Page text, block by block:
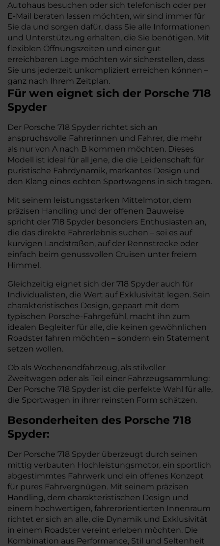
Autohaus besuchen oder sich telefonisch oder per
E-Mail beraten lassen möchten, wir sind immer für
Sie da und sorgen dafür, dass Sie alle Informationen
und Unterstützung erhalten, die Sie benötigen. Mit
flexiblen Öffnungszeiten und einer gut
erreichbaren Lage möchten wir sicherstellen, dass
Sie uns jederzeit unkompliziert erreichen können –
ganz nach Ihrem Zeitplan.
Für wen eignet sich der Porsche 718
Spyder
Der Porsche 718 Spyder richtet sich an
anspruchsvolle Fahrerinnen und Fahrer, die mehr
als nur von A nach B kommen möchten. Dieses
Modell ist ideal für all jene, die die Leidenschaft für
puristische Fahrdynamik, markantes Design und
den Klang eines echten Sportwagens in sich tragen.
Mit seinem leistungsstarken Mittelmotor, dem
präzisen Handling und der offenen Bauweise
spricht der 718 Spyder besonders Enthusiasten an,
die das direkte Fahrerlebnis suchen – sei es auf
kurvigen Landstraßen, auf der Rennstrecke oder
einfach beim genussvollen Cruisen unter freiem
Himmel.
Gleichzeitig eignet sich der 718 Spyder auch für
Individualisten, die Wert auf Exklusivität legen. Sein
charakteristisches Design, gepaart mit dem
typischen Porsche-Fahrgefühl, macht ihn zum
idealen Begleiter für alle, die keinen gewöhnlichen
Roadster fahren möchten – sondern ein Statement
setzen wollen.
Ob als Wochenendfahrzeug, als stilvoller
Zweitwagen oder als Teil einer Fahrzeugsammlung:
Der Porsche 718 Spyder ist die perfekte Wahl für alle,
die Sportwagen in ihrer reinsten Form schätzen.
Besonderheiten des Porsche 718
Spyder:
Der Porsche 718 Spyder überzeugt durch seinen
mittig verbauten Hochleistungsmotor, ein sportlich
abgestimmtes Fahrwerk und ein offenes Konzept
für pures Fahrvergnügen. Mit seinem präzisen
Handling, dem charakteristischen Design und
einem hochwertigen, fahrerorientierten Innenraum
richtet er sich an alle, die Dynamik und Exklusivität
in einem Roadster vereint erleben möchten. Die
Kombination aus Performance, Stil und Seltenheit